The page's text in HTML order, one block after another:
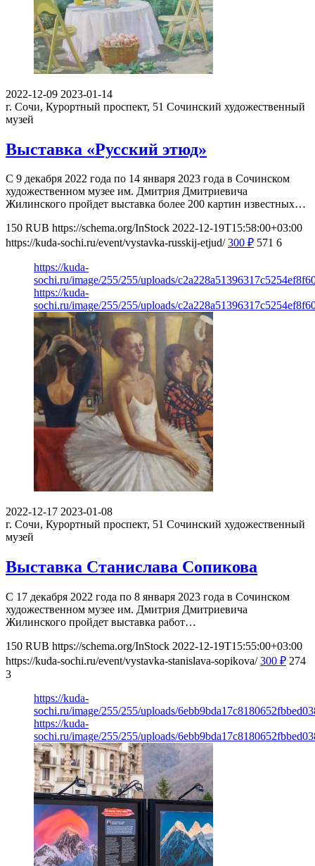
2022-12-09 2023-01-14
г. Сочи, Курортный проспект, 51 Сочинский художественный
музей
Выставка «Русский этюд»
С 9 декабря 2022 года по 14 января 2023 года в Сочинском
художественном музее им. Дмитрия Дмитриевича
Жилинского пройдет выставка более 200 картин известных…
150 RUB https://schema.org/InStock 2022-12-19T15:58:00+03:00
https://kuda-sochi.ru/event/vystavka-russkij-etjud/ 300 ₽ 571 6
https://kuda-
sochi.ru/image/255/255/uploads/
https://kuda-
sochi.ru/image/255/255/uploads/
2022-12-17 2023-01-08
г. Сочи, Курортный проспект, 51 Сочинский художественный
музей
Выставка Станислава Сопикова
С 17 декабря 2022 года по 8 января 2023 года в Сочинском
художественном музее им. Дмитрия Дмитриевича
Жилинского пройдет выставка работ…
150 RUB https://schema.org/InStock 2022-12-19T15:55:00+03:00
https://kuda-sochi.ru/event/vystavka-stanislava-sopikova/ 300 ₽ 274
3
https://kuda-
sochi.ru/image/255/255/uploads/
https://kuda-
sochi.ru/image/255/255/uploads/